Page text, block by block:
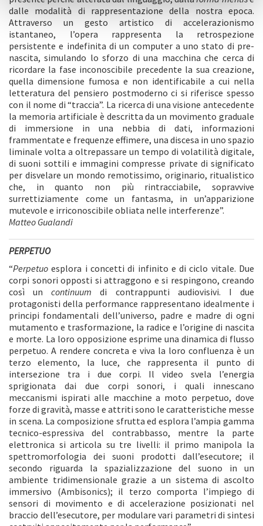
dalle modalità di rappresentazione della nostra epoca.
Attraverso un gesto artistico di accelerazionismo
istantaneo, l’opera rappresenta la retrospezione
persistente e indefinita di un computer a uno stato di pre-
nascita, simulando lo sforzo di una macchina che cerca di
ricordare la fase inconoscibile precedente la sua creazione,
quella dimensione fumosa e non identificabile a cui nella
letteratura del pensiero postmoderno ci si riferisce spesso
con il nome di “traccia”. La ricerca di una visione antecedente
la memoria artificiale è descritta da un movimento graduale
di immersione in una nebbia di dati, informazioni
frammentate e frequenze effimere, una discesa in uno spazio
liminale volta a oltrepassare un tempo di volatilità digitale,
di suoni sottili e immagini compresse private di significato
per disvelare un mondo remotissimo, originario, ritualistico
che, in quanto non più rintracciabile, sopravvive
surrettiziamente come un fantasma, in un’apparizione
mutevole e irriconoscibile obliata nelle interferenze”.
Matteo Gualandi
PERPETUO
“Perpetuo esplora i concetti di infinito e di ciclo vitale. Due
corpi sonori opposti si attraggono e si respingono, creando
così uncontinuum di contrappunti audiovisivi. I due
protagonisti della performance rappresentano idealmente i
principi fondamentali dell’universo, padre e madre di ogni
mutamento e trasformazione, la radice e l’origine di nascita
e morte. La loro opposizione esprime una dinamica di flusso
perpetuo. A rendere concreta e viva la loro confluenza è un
terzo elemento, la luce, che rappresenta il punto di
intersezione tra i due corpi. Il video svela l’energia
sprigionata dai due corpi sonori, i quali innescano
meccanismi ispirati alle macchine a moto perpetuo, dove
forze di gravità, masse e attriti sono le caratteristiche messe
in scena. La composizione sfrutta ed esplora l’ampia gamma
tecnico-espressiva del contrabbasso, mentre la parte
elettronica si articola su tre livelli: il primo manipola la
spettromorfologia dei suoni prodotti dall’esecutore; il
secondo riguarda la spazializzazione del suono in un
ambiente tridimensionale grazie a un sistema di ascolto
immersivo (Ambisonics); il terzo comporta l’impiego di
sensori di movimento e di accelerazione posizionati nel
braccio dell’esecutore, per modulare vari parametri di sintesi